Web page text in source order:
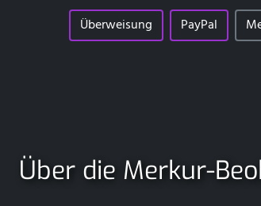
Überweisung PayPal
Über die Merkur-